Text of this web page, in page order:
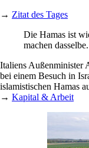
→ Zitat des Tages
Die Hamas ist
machen dasselbe.
Italiens Außenminister
bei einem Besuch in
islamistischen ­Hamas
→ Kapital & Arbeit